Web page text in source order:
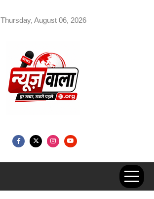
Thursday, August 06, 2026